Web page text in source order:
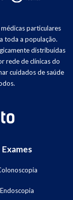
particulares
toda a população.
distribuídas
rede de clínicas do
cuidados de saúde
Exames
Endoscopia